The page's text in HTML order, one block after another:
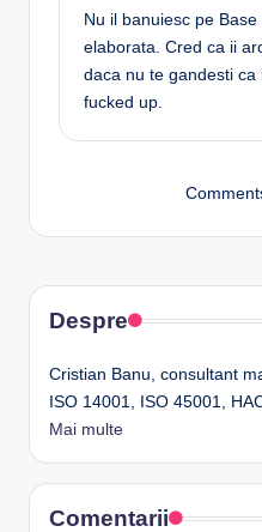
Nu il banuiesc pe
elaborata. Cred ca ii
daca nu te gandesti
fucked up.
Despre
Cristian Banu, consultant
ISO 14001, ISO 45001,
Mai multe
Comentarii